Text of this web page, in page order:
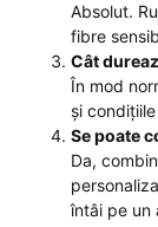
Absolut.
fibre
Cât
În mod
și
Se poate
Da,
întâi pe un